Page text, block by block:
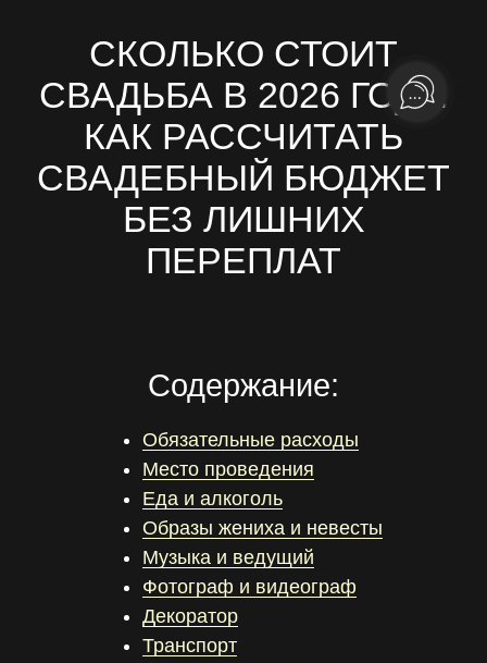
СКОЛЬКО СТОИТ
СВАДЬБА В 2026 ГОДУ.
КАК РАССЧИТАТЬ
СВАДЕБНЫЙ БЮДЖЕТ
БЕЗ ЛИШНИХ
ПЕРЕПЛАТ
Содержание:
Обязательные расходы
Место проведения
Еда и алкоголь
Образы жениха и невесты
Музыка и ведущий
Фотограф и видеограф
Декоратор
Транспорт